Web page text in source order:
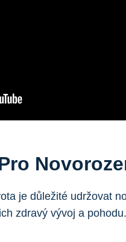
je důležité udržovat
zdravý vývoj a pohodu.